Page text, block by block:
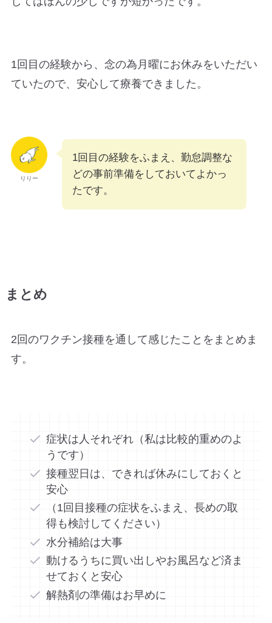
1回目の経験から、念の為月曜にお休みをいただい
ていたので、安心して療養できました。
りりー
1回目の経験をふまえ、勤怠調整な
どの事前準備をしておいてよかっ
たです。
まとめ
2回のワクチン接種を通して感じたことをまとめま
す。
症状は人それぞれ（私は比較的重めのよ
うです）
接種翌日は、できれば休みにしておくと
安心
（1回目接種の症状をふまえ、長めの取
得も検討してください）
水分補給は大事
動けるうちに買い出しやお風呂など済ま
せておくと安心
解熱剤の準備はお早めに